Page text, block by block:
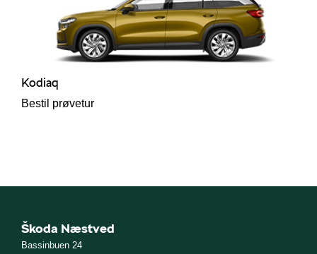
Kodiaq
Bestil prøvetur
Škoda Næstved
Bassinbuen 24